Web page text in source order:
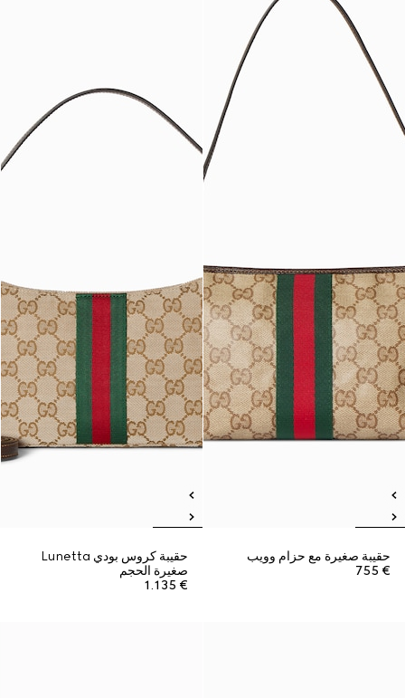
حقيبة صغيرة مع حزام وويب
€ 755
حقيبة كروس بودي Lunetta
صغيرة الحجم
€ 1.135